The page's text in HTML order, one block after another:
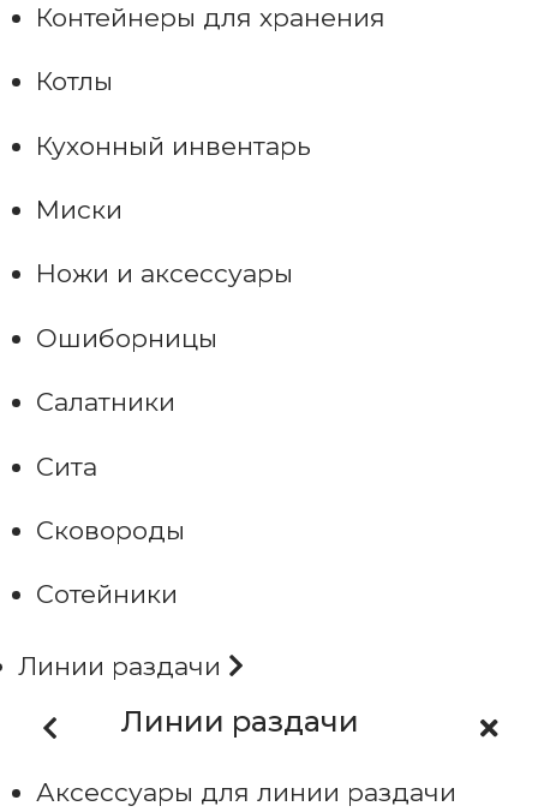
Контейнеры для хранения
Котлы
Кухонный инвентарь
Миски
Ножи и аксессуары
Ошиборницы
Салатники
Сита
Сковороды
Сотейники
Линии раздачи
Линии раздачи
Аксессуары для линии раздачи